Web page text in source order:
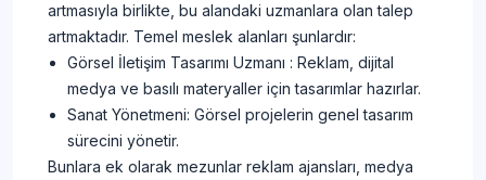
artmasıyla birlikte, bu alandaki uzmanlara olan talep
artmaktadır. Temel meslek alanları şunlardır:
Görsel İletişim Tasarımı Uzmanı : Reklam, dijital
medya ve basılı materyaller için tasarımlar hazırlar.
Sanat Yönetmeni: Görsel projelerin genel tasarım
sürecini yönetir.
Bunlara ek olarak mezunlar reklam ajansları, medya